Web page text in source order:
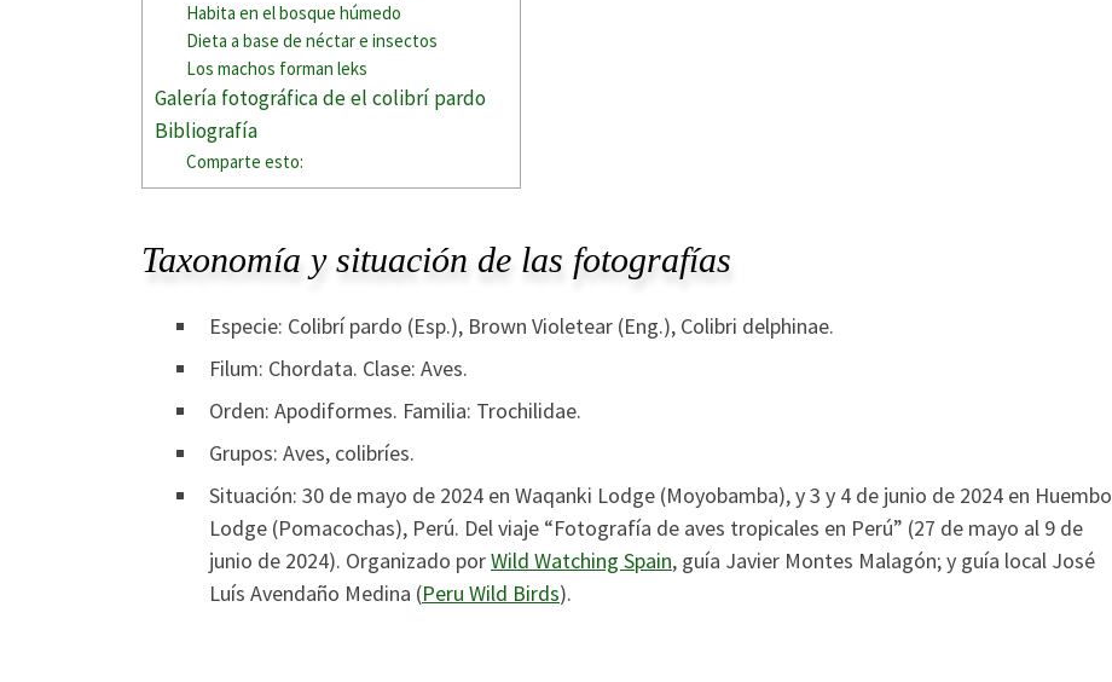
Habita en el bosque húmedo
Dieta a base de néctar e insectos
Los machos forman leks
Galería fotográfica de el colibrí pardo
Bibliografía
Comparte esto:
Taxonomía y situación de las fotografías
Especie: Colibrí pardo (Esp.), Brown Violetear (Eng.), Colibri delphinae.
Filum: Chordata. Clase: Aves.
Orden: Apodiformes. Familia: Trochilidae.
Grupos: Aves, colibríes.
Situación: 30 de mayo de 2024 en Waqanki Lodge (Moyobamba), y 3 y 4 de junio de 2024 en Huembo
Lodge (Pomacochas), Perú. Del viaje “Fotografía de aves tropicales en Perú” (27 de mayo al 9 de
junio de 2024). Organizado porWild Watching Spain, guía Javier Montes Malagón; y guía local José
Luís Avendaño Medina (Peru Wild Birds).